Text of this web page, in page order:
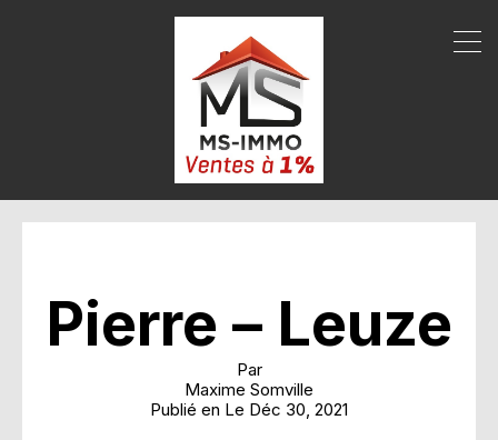
Pierre – Leuze
Par
Maxime Somville
Publié en Le Déc 30, 2021